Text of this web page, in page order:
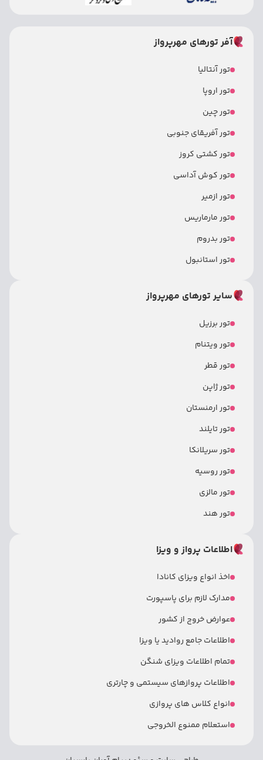
آفر تورهای مهرپرواز
تور آنتالیا
تور اروپا
تور چین
تور آفریقای جنوبی
تور کشتی کروز
تور کوش آداسی
تور ازمیر
تور مارماریس
تور بدروم
تور استانبول
سایر تورهای مهرپرواز
تور برزیل
تور ویتنام
تور قطر
تور ژاپن
تور ارمنستان
تور تایلند
تور سریلانکا
تور روسیه
تور مالزی
تور هند
اطلاعات پرواز و ویزا
اخذ انواع ویزای کانادا
مدارک لازم برای پاسپورت
عوارض خروج از کشور
اطلاعات جامع روادید یا ویزا
تمام اطلاعات ویزای شنگن
اطلاعات پروازهای سیستمی و چارتری
انواع کلاس های پروازی
استعلام ممنوع الخروجی